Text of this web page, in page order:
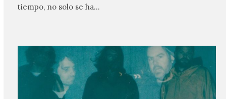
tiempo, no solo se ha…